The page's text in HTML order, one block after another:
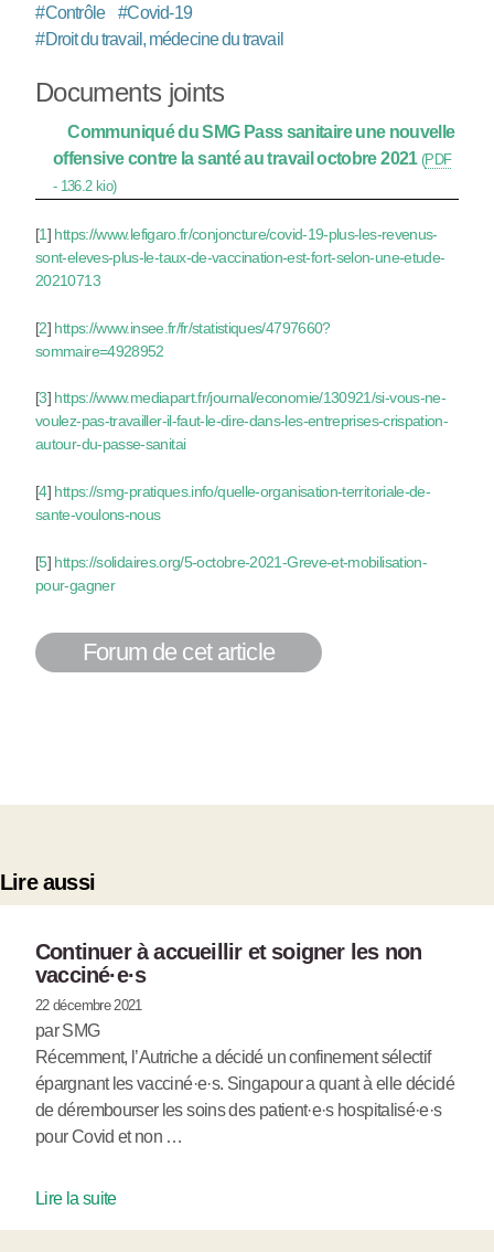
#Contrôle #Covid-19
#Droit du travail, médecine du travail
Documents joints
Communiqué du SMG Pass sanitaire une nouvelle
offensive contre la santé au travail octobre 2021 (PDF
- 136.2 kio)
[1] https://www.lefigaro.fr/conjoncture/covid-19-plus-les-revenus-
sont-eleves-plus-le-taux-de-vaccination-est-fort-selon-une-etude-
20210713
[2] https://www.insee.fr/fr/statistiques/4797660?
sommaire=4928952
[3] https://www.mediapart.fr/journal/economie/130921/si-vous-ne-
voulez-pas-travailler-il-faut-le-dire-dans-les-entreprises-crispation-
autour-du-passe-sanitai
[4] https://smg-pratiques.info/quelle-organisation-territoriale-de-
sante-voulons-nous
[5] https://solidaires.org/5-octobre-2021-Greve-et-mobilisation-
pour-gagner
Forum de cet article
Lire aussi
Continuer à accueillir et soigner les non
vacciné·e·s
22 décembre 2021
par SMG
Récemment, l’Autriche a décidé un confinement sélectif
épargnant les vacciné·e·s. Singapour a quant à elle décidé
de dérembourser les soins des patient·e·s hospitalisé·e·s
pour Covid et non …
Lire la suite